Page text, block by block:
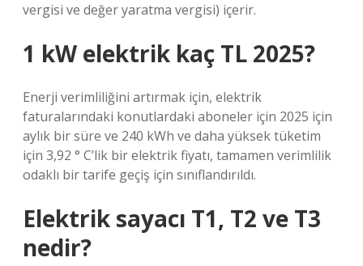
vergisi ve değer yaratma vergisi) içerir.
1 kW elektrik kaç TL 2025?
Enerji verimliliğini artırmak için, elektrik
faturalarındaki konutlardaki aboneler için 2025 için
aylık bir süre ve 240 kWh ve daha yüksek tüketim
için 3,92 ° C’lik bir elektrik fiyatı, tamamen verimlilik
odaklı bir tarife geçiş için sınıflandırıldı.
Elektrik sayacı T1, T2 ve T3
nedir?